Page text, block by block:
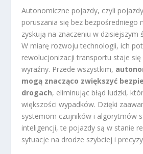
Autonomiczne pojazdy, czyli
poruszania się bez bezpośredniego
zyskują na znaczeniu w dzisiejszym
W miarę rozwoju technologii, ich
rewolucjonizacji transportu staje się
wyraźny. Przede wszystkim,
mogą znacząco zwiększyć
drogach, eliminując błąd ludzki,
większości wypadków. Dzięki
systemom czujników i algorytmów
inteligencji, te pojazdy są w stanie
sytuacje na drodze szybciej i